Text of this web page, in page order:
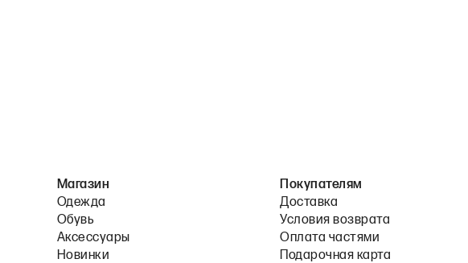
Магазин
Одежда
Обувь
Аксессуары
Новинки
Покупателям
Доставка
Условия возврата
Оплата частями
Подарочная карта